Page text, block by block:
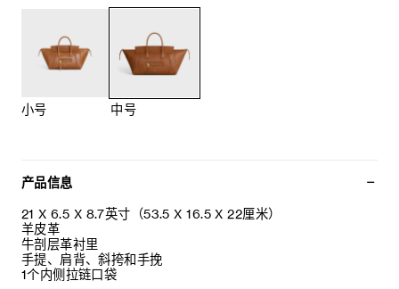
小号 中号
产品信息
21 X 6.5 X 8.7英寸（53.5 X 16.5 X 22厘米）
羊皮革
牛剖层革衬里
手提、肩背、斜挎和手挽
1个内侧拉链口袋